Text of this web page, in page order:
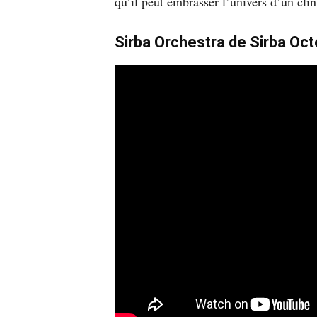
Sirba Orchestra de Sirba